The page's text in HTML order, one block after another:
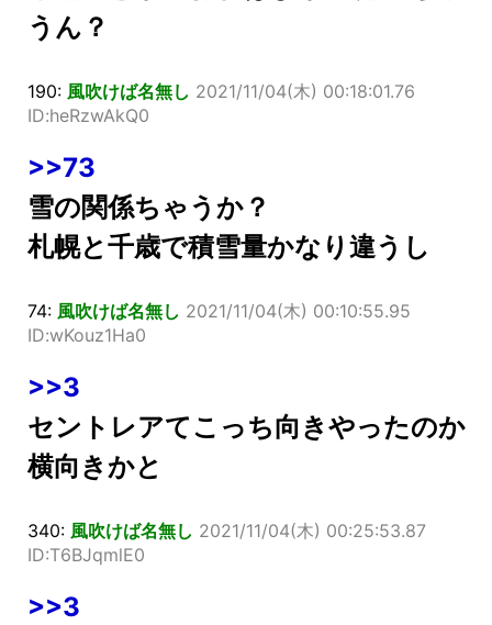
うん？
190: 風吹けば名無し 2021/11/04(木) 00:18:01.76
ID:heRzwAkQ0
>>73
雪の関係ちゃうか？
札幌と千歳で積雪量かなり違うし
74: 風吹けば名無し 2021/11/04(木) 00:10:55.95
ID:wKouz1Ha0
>>3
セントレアてこっち向きやったのか
横向きかと
340: 風吹けば名無し 2021/11/04(木) 00:25:53.87
ID:T6BJqmlE0
>>3